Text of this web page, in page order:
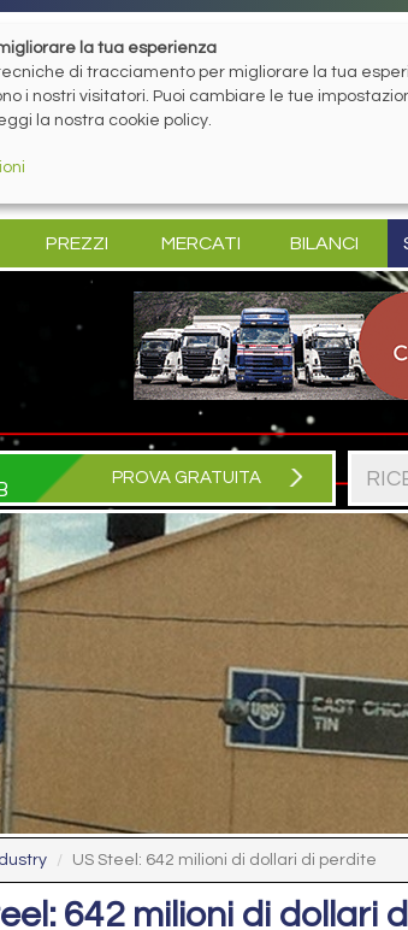
PREZZI MERCATI BILANCI
PROVA GRATUITA
US Steel: 642 milioni di dollari di perdite
642 milioni di dollari
la tua esperienza
di tracciamento per migliorare la tua
i nostri visitatori. Puoi cambiare le tue
la nostra cookie policy.